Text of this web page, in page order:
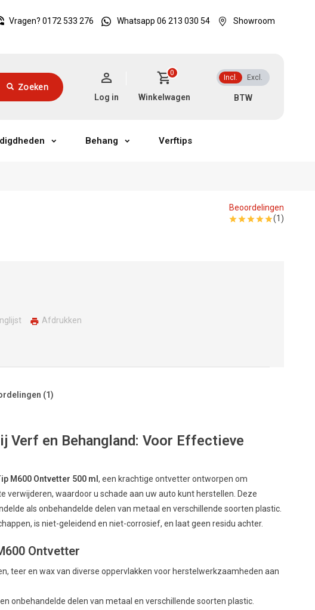
Vragen? 0172 533 276 Whatsapp 06 213 030 54 Showroom
Zoeken
Incl. Excl.
0
Winkelwagen
Log in
Behang Verftips
Beoordelingen
(1)
Afdrukken
(1)
Verf en Behangland: Voor Effectieve
M600 Ontvetter 500 ml, een krachtige ontvetter ontworpen om
verwijderen, waardoor u schade aan uw auto kunt herstellen. Deze
als onbehandelde delen van metaal en verschillende soorten plastic.
is niet-geleidend en niet-corrosief, en laat geen residu achter.
Ontvetter
teer en wax van diverse oppervlakken voor herstelwerkzaamheden aan
onbehandelde delen van metaal en verschillende soorten plastic.